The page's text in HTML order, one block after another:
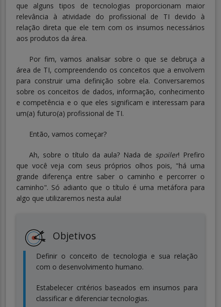
que alguns tipos de tecnologias proporcionam maior
relevância à atividade do profissional de TI devido à
relação direta que ele tem com os insumos necessários
aos produtos da área.
Por fim, vamos analisar sobre o que se debruça a
área de TI, compreendendo os conceitos que a envolvem
para construir uma definição sobre ela. Conversaremos
sobre os conceitos de dados, informação, conhecimento
e competência e o que eles significam e interessam para
um(a) futuro(a) profissional de TI.
Então, vamos começar?
Ah, sobre o título da aula? Nada de spoiler! Prefiro
que você veja com seus próprios olhos pois, "há uma
grande diferença entre saber o caminho e percorrer o
caminho". Só adianto que o título é uma metáfora para
algo que utilizaremos nesta aula!
Objetivos
Definir o conceito de tecnologia e sua relação
com o desenvolvimento humano.
Estabelecer critérios baseados em insumos para
classificar e diferenciar tecnologias.